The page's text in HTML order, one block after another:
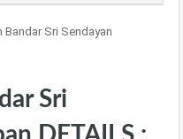
Bandar Sri Sendayan
Sri